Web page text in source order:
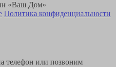
«Ваш Дом»
Политика конфиденциальности
телефон или позвоним